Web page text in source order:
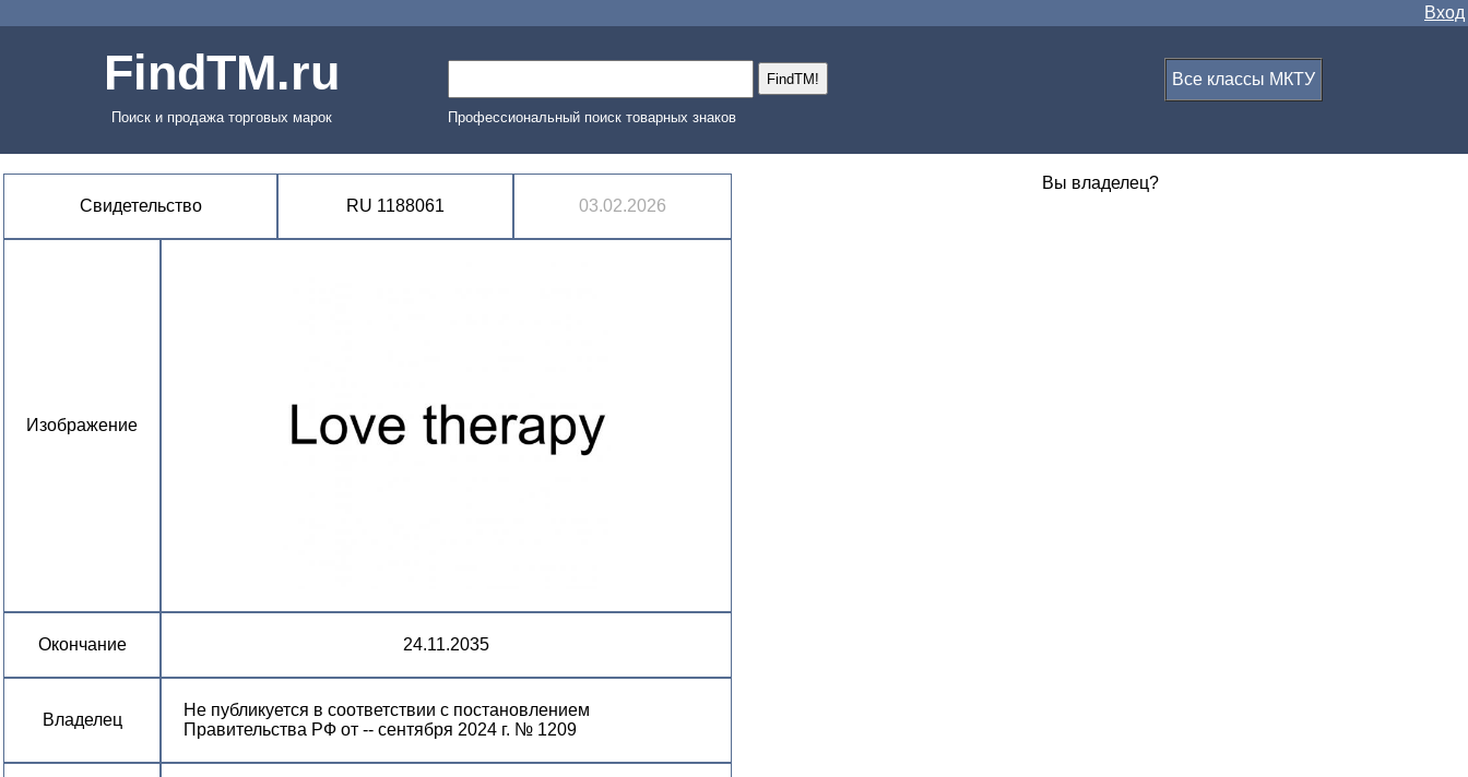
Вход
FindTM.ru Все классы МКТУ
Поиск и продажа торговых марок Профессиональный поиск товарных знаков
Свидетельство RU 1188061 03.02.2026
Изображение
Окончание 24.11.2035
Владелец
Не публикуется в соответствии с постановлением
Правительства РФ от -- сентября 2024 г. № 1209
Вы владелец?